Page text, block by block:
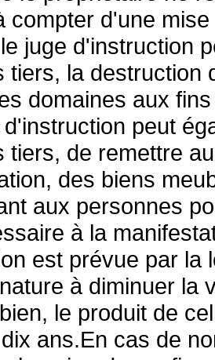
compter d'une
juge d'instruction
tiers, la destruction
domaines aux
peut
tiers, de remettre
des biens
aux personnes
à la
est prévue par la
à diminuer la
le produit de
ans.En cas de